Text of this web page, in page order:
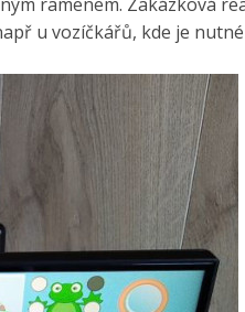
u vozíčkářů, kde je